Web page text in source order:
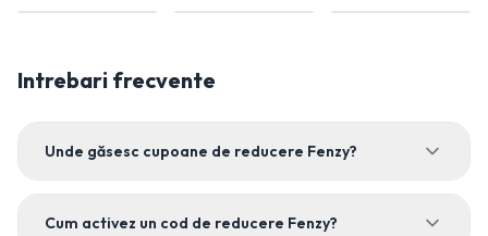
Intrebari frecvente
Unde găsesc cupoane de reducere Fenzy?
Cum activez un cod de reducere Fenzy?